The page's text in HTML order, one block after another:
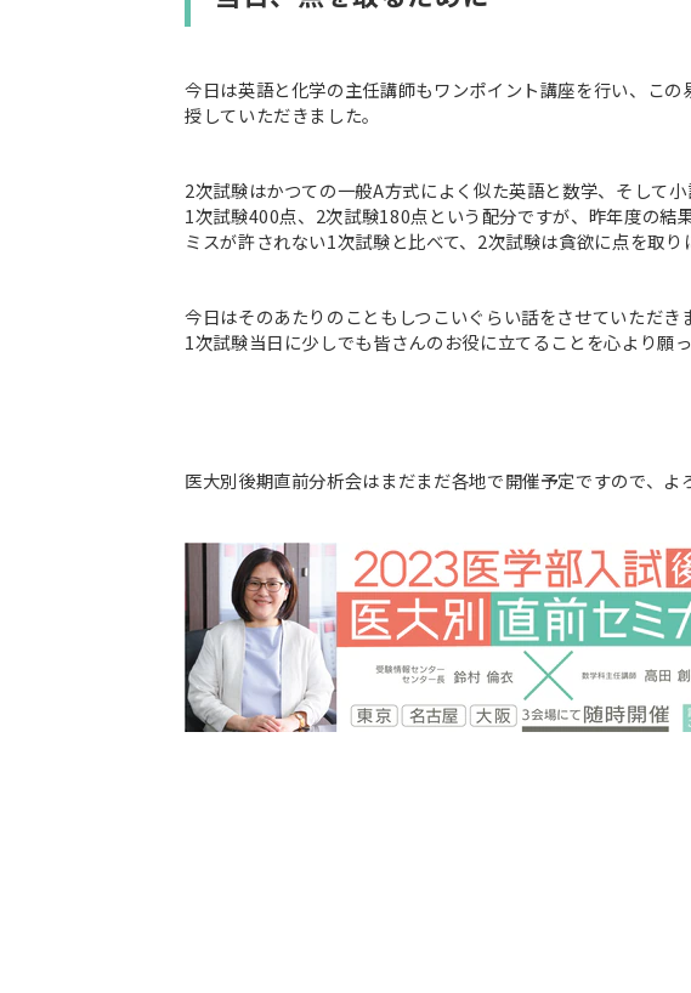
今日は英語と化学の主任講師もワンポイント講座を行い、こ
授していただきました。
2次試験はかつての一般A方式によく似た英語と数学、そして小
1次試験400点、2次試験180点という配分ですが、昨年度の結
ミスが許されない1次試験と比べて、2次試験は貪欲に点を取り
今日はそのあたりのこともしつこいぐらい話をさせていただき
1次試験当日に少しでも皆さんのお役に立てることを心より願っ
医大別後期直前分析会はまだまだ各地で開催予定ですので、よ